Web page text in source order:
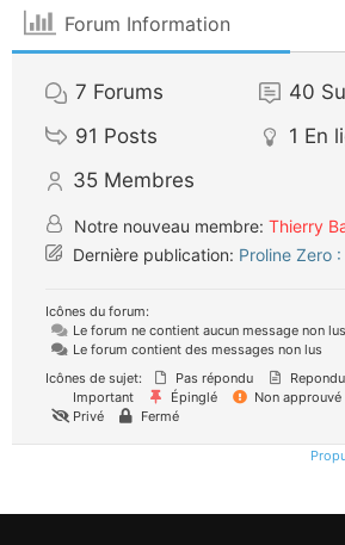
Forum Information
7 Forums 40
91 Posts 1 En
35 Membres
Notre nouveau membre: Thierry
Dernière publication: Proline Zero
Icônes du forum:
Le forum ne contient aucun message non lus
Le forum contient des messages non lus
Icônes de sujet:
Pas répondu Repondu
Important
Épinglé Non approuvé
Privé
Fermé